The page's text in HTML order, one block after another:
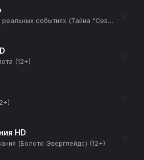
Основано на реальных событиях (Тайна "Северных потоков". Часть 1-я) (12+)
☆
(12+)
☆
☆
HD
(Болото Эверглейдс) (12+)
☆